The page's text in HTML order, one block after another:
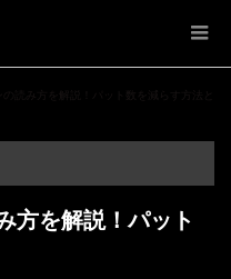
方を解説！パット